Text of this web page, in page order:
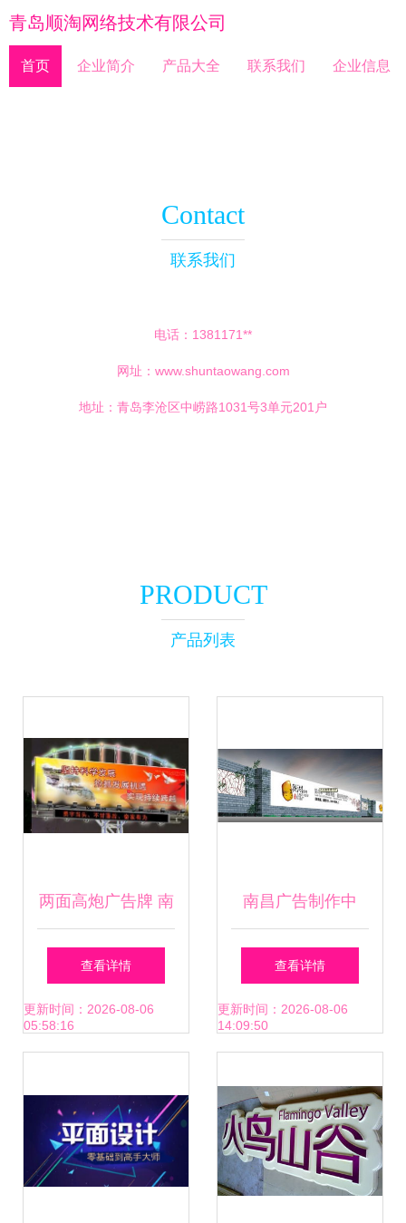
青岛顺淘网络技术有限公司
首页 企业简介 产品大全 联系我们 企业信息
Contact
联系我们
电话：1381171**
网址： www.shuntaowang.com
地址：青岛李沧区中崂路1031号3单元201户
PRODUCT
产品列表
两面高炮广告牌 南
通金工户外高炮广
告制作的品质之道
查看详情
更新时间：2026-08-06
05:58:16
南昌广告制作中
的“精细化排版” 从
水晶字到名片背胶
查看详情
更新时间：2026-08-06
14:09:50